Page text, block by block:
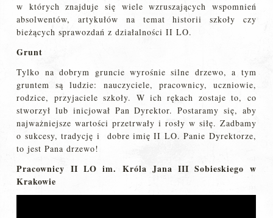
w których znajduje się wiele wzruszających wspomnień
absolwentów, artykułów na temat historii szkoły czy
bieżących sprawozdań z działalności II LO.
Grunt
Tylko na dobrym gruncie wyrośnie silne drzewo, a tym
gruntem są ludzie: nauczyciele, pracownicy, uczniowie,
rodzice, przyjaciele szkoły. W ich rękach zostaje to, co
stworzył lub inicjował Pan Dyrektor. Postaramy się, aby
najważniejsze wartości przetrwały i rosły w siłę. Zadbamy
o sukcesy, tradycję i dobre imię II LO. Panie Dyrektorze,
to jest Pana drzewo!
Pracownicy II LO im. Króla Jana III Sobieskiego w
Krakowie